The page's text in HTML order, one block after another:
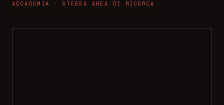
ACCADEMIA · STESSA AREA DI RICERCA